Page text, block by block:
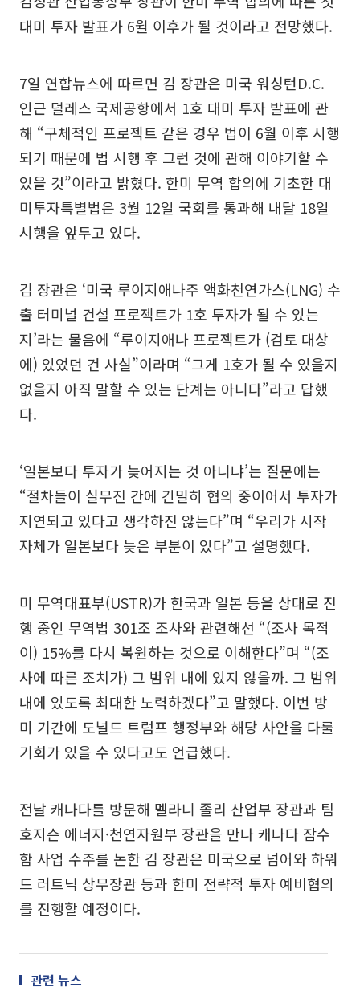
대미 투자 발표가 6월 이후가 될 것이라고 전망했다.
7일 연합뉴스에 따르면 김 장관은 미국 워싱턴D.C.
인근 덜레스 국제공항에서 1호 대미 투자 발표에 관
해 “구체적인 프로젝트 같은 경우 법이 6월 이후 시행
되기 때문에 법 시행 후 그런 것에 관해 이야기할 수
있을 것”이라고 밝혔다. 한미 무역 합의에 기초한 대
미투자특별법은 3월 12일 국회를 통과해 내달 18일
시행을 앞두고 있다.
김 장관은 ‘미국 루이지애나주 액화천연가스(LNG) 수
출 터미널 건설 프로젝트가 1호 투자가 될 수 있는
지’라는 물음에 “루이지애나 프로젝트가 (검토 대상
에) 있었던 건 사실”이라며 “그게 1호가 될 수 있을지
없을지 아직 말할 수 있는 단계는 아니다”라고 답했
다.
‘일본보다 투자가 늦어지는 것 아니냐’는 질문에는
“절차들이 실무진 간에 긴밀히 협의 중이어서 투자가
지연되고 있다고 생각하진 않는다”며 “우리가 시작
자체가 일본보다 늦은 부분이 있다”고 설명했다.
미 무역대표부(USTR)가 한국과 일본 등을 상대로 진
행 중인 무역법 301조 조사와 관련해선 “(조사 목적
이) 15%를 다시 복원하는 것으로 이해한다”며 “(조
사에 따른 조치가) 그 범위 내에 있지 않을까. 그 범위
내에 있도록 최대한 노력하겠다”고 말했다. 이번 방
미 기간에 도널드 트럼프 행정부와 해당 사안을 다룰
기회가 있을 수 있다고도 언급했다.
전날 캐나다를 방문해 멜라니 졸리 산업부 장관과 팀
호지슨 에너지·천연자원부 장관을 만나 캐나다 잠수
함 사업 수주를 논한 김 장관은 미국으로 넘어와 하워
드 러트닉 상무장관 등과 한미 전략적 투자 예비협의
를 진행할 예정이다.
관련 뉴스